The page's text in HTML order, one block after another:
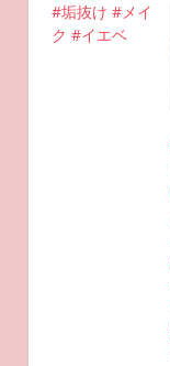
#垢抜け #メイ
ク #イエベ